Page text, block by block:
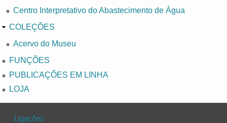
Centro Interpretativo do Abastecimento de Água
COLEÇÕES
Acervo do Museu
FUNÇÕES
PUBLICAÇÕES EM LINHA
LOJA
Ligações